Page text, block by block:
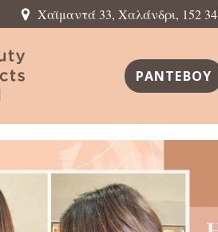
Χαϊμαντά 33, Χαλάνδρι, 152 34
ΡΑΝΤΕΒΟΥ